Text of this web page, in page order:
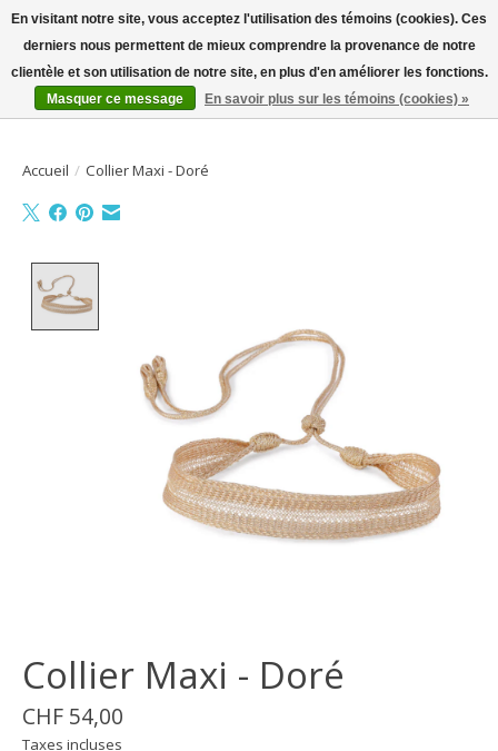
Bienvenue sur la boutique en ligne
Liste dePanier
Accueil / Collier Maxi - Doré
Collier Maxi - Doré
CHF 54,00
Taxes incluses
En visitant notre site, vous acceptez l'utilisation des témoins (cookies). Ces
derniers nous permettent de mieux comprendre la provenance de notre
clientèle et son utilisation de notre site, en plus d'en améliorer les fonctions.
Masquer ce message
En savoir plus sur les témoins (cookies) »